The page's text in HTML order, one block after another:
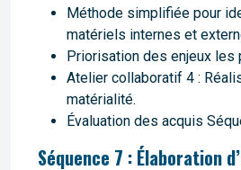
Méthode simplifiée pour
matériels internes et
Priorisation des enjeux
Atelier collaboratif 4 :
matérialité.
Évaluation des acquis
Séquence 7 : Élaboration